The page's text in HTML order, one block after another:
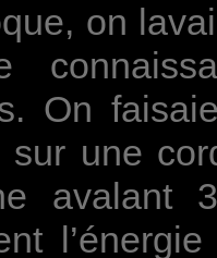
on
On
sur une
avalant